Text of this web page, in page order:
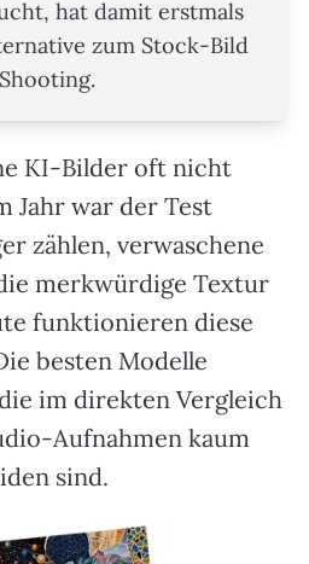
hat damit erstmals
zum Stock-Bild
KI-Bilder oft nicht
Jahr war der Test
zählen, verwaschene
merkwürdige Textur
funktionieren diese
besten Modelle
im direkten Vergleich
Aufnahmen kaum
sind.